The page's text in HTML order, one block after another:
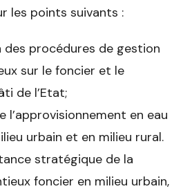
les points suivants :
des procédures de gestion
sur le foncier et le
de l’Etat;
l’approvisionnement en eau
urbain et en milieu rural.
stratégique de la
foncier en milieu urbain,